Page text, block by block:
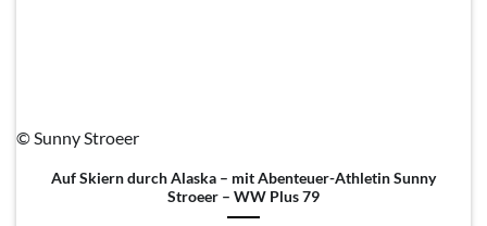
© Sunny Stroeer
Auf Skiern durch Alaska – mit Abenteuer-Athletin Sunny
Stroeer – WW Plus 79